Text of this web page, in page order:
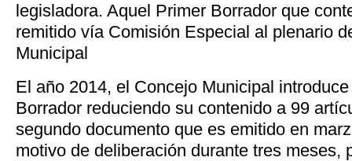
legisladora. Aquel Primer Borrador que
remitido vía Comisión Especial al plenario
Municipal
El año 2014, el Concejo Municipal
Borrador reduciendo su contenido a 99
segundo documento que es emitido en
motivo de deliberación durante tres meses,